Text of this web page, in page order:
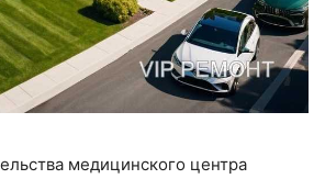
медицинского центра